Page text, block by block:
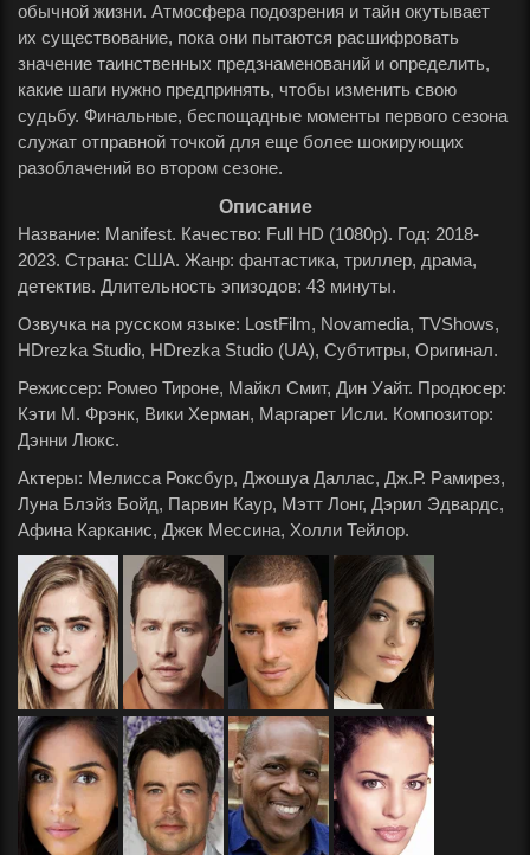
обычной жизни. Атмосфера подозрения и тайн окутывает
их существование, пока они пытаются расшифровать
значение таинственных предзнаменований и определить,
какие шаги нужно предпринять, чтобы изменить свою
судьбу. Финальные, беспощадные моменты первого сезона
служат отправной точкой для еще более шокирующих
разоблачений во втором сезоне.
Описание
Название: Manifest. Качество: Full HD (1080p). Год: 2018-
2023. Страна: США. Жанр: фантастика, триллер, драма,
детектив. Длительность эпизодов: 43 минуты.
Озвучка на русском языке: LostFilm, Novamedia, TVShows,
HDrezka Studio, HDrezka Studio (UA), Субтитры, Оригинал.
Режиссер: Ромео Тироне, Майкл Смит, Дин Уайт. Продюсер:
Кэти М. Фрэнк, Вики Херман, Маргарет Исли. Композитор:
Дэнни Люкс.
Актеры: Мелисса Роксбур, Джошуа Даллас, Дж.Р. Рамирез,
Луна Блэйз Бойд, Парвин Каур, Мэтт Лонг, Дэрил Эдвардс,
Афина Карканис, Джек Мессина, Холли Тейлор.